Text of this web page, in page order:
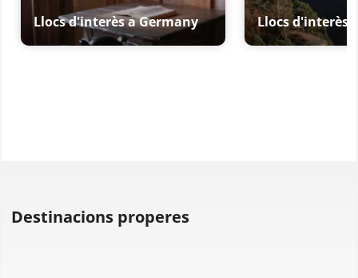
Llocs d'interès a Germany Llocs d'interès
Destinacions properes